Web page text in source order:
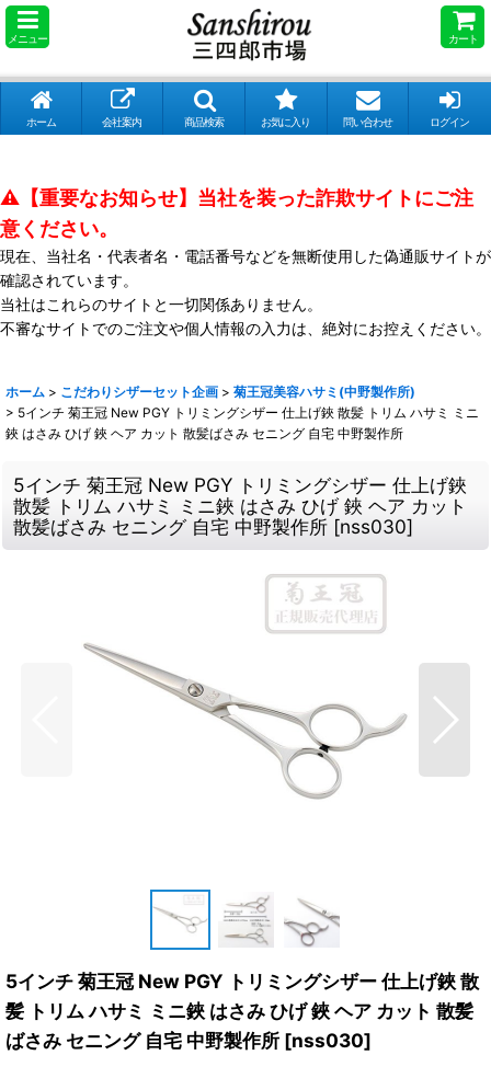
メニュー カート
ホーム 会社案内 商品検索 お気に入り 問い合わせ ログイン
⚠️【重要なお知らせ】当社を装った詐欺サイトにご注
意ください。
現在、当社名・代表者名・電話番号などを無断使用した偽通販サイトが
確認されています。
当社はこれらのサイトと一切関係ありません。
不審なサイトでのご注文や個人情報の入力は、絶対にお控えください。
ホーム > こだわりシザーセット企画 > 菊王冠美容ハサミ(中野製作所)
> 5インチ 菊王冠 New PGY トリミングシザー 仕上げ鋏 散髪 トリム ハサミ ミニ
鋏 はさみ ひげ 鋏 ヘア カット 散髪ばさみ セニング 自宅 中野製作所
5インチ 菊王冠 New PGY トリミングシザー 仕上げ鋏
散髪 トリム ハサミ ミニ鋏 はさみ ひげ 鋏 ヘア カット
散髪ばさみ セニング 自宅 中野製作所 [nss030]
5インチ 菊王冠 New PGY トリミングシザー 仕上げ鋏 散
髪 トリム ハサミ ミニ鋏 はさみ ひげ 鋏 ヘア カット 散髪
ばさみ セニング 自宅 中野製作所 [nss030]